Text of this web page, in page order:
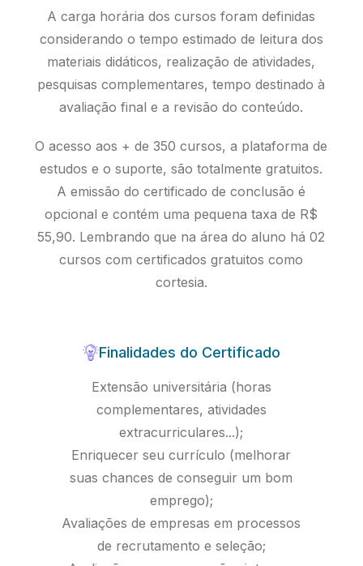
A carga horária dos cursos foram definidas
considerando o tempo estimado de leitura dos
materiais didáticos, realização de atividades,
pesquisas complementares, tempo destinado à
avaliação final e a revisão do conteúdo.
O acesso aos + de 350 cursos, a plataforma de
estudos e o suporte, são totalmente gratuitos.
A emissão do certificado de conclusão é
opcional e contém uma pequena taxa de R$
55,90. Lembrando que na área do aluno há 02
cursos com certificados gratuitos como
cortesia.
Finalidades do Certificado
Extensão universitária (horas
complementares, atividades
extracurriculares...);
Enriquecer seu currículo (melhorar
suas chances de conseguir um bom
emprego);
Avaliações de empresas em processos
de recrutamento e seleção;